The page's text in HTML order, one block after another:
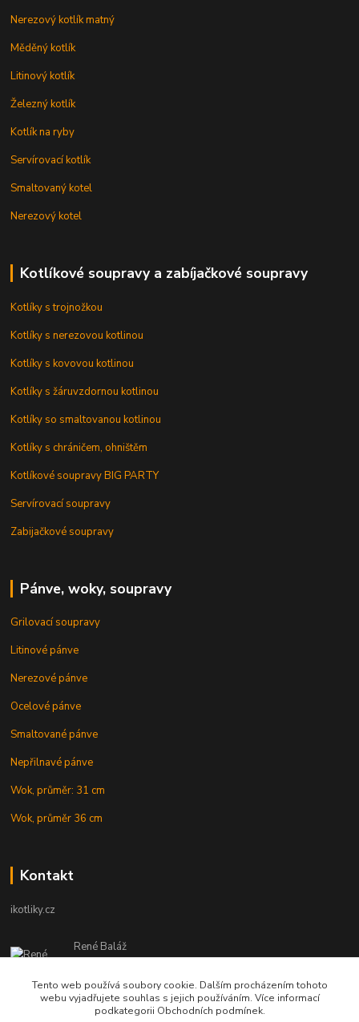
Nerezový kotlík matný
Měděný kotlík
Litinový kotlík
Železný kotlík
Kotlík na ryby
Servírovací kotlík
Smaltovaný kotel
Nerezový kotel
Kotlíkové soupravy a zabíjačkové soupravy
Kotlíky s trojnožkou
Kotlíky s nerezovou kotlinou
Kotlíky s kovovou kotlinou
Kotlíky s žáruvzdornou kotlinou
Kotlíky so smaltovanou kotlinou
Kotlíky s chráničem, ohništěm
Kotlíkové soupravy BIG PARTY
Servírovací soupravy
Zabijačkové soupravy
Pánve, woky, soupravy
Grilovací soupravy
Litinové pánve
Nerezové pánve
Ocelové pánve
Smaltované pánve
Nepřilnavé pánve
Wok, průměr: 31 cm
Wok, průměr 36 cm
Kontakt
ikotliky.cz
René Baláž
Eshop: +421 902 212 007
od 8:00 - do 16:00 hod
info@ikotliky.cz
Tento web používá soubory cookie. Dalším procházením tohoto
webu vyjadřujete souhlas s jejich používáním. Více informací
podkategorii Obchodních podmínek.